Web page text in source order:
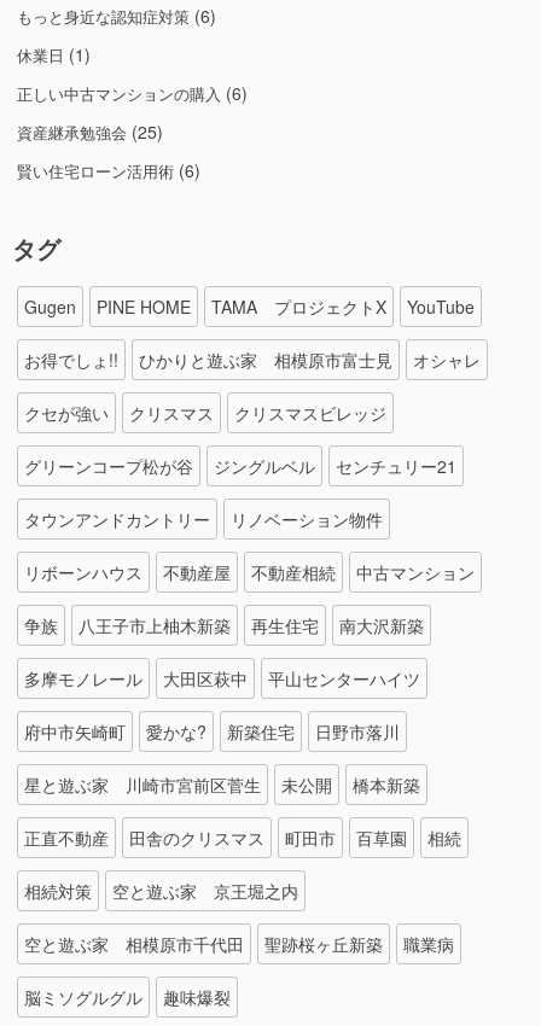
もっと身近な認知症対策 (6)
休業日 (1)
正しい中古マンションの購入 (6)
資産継承勉強会 (25)
賢い住宅ローン活用術 (6)
タグ
Gugen PINE HOME TAMA プロジェクトX YouTube
お得でしょ!! ひかりと遊ぶ家 相模原市富士見 オシャレ
クセが強い クリスマス クリスマスビレッジ
グリーンコープ松が谷 ジングルベル センチュリー21
タウンアンドカントリー リノベーション物件
リボーンハウス 不動産屋 不動産相続 中古マンション
争族 八王子市上柚木新築 再生住宅 南大沢新築
多摩モノレール 大田区萩中 平山センターハイツ
府中市矢崎町 愛かな? 新築住宅 日野市落川
星と遊ぶ家 川崎市宮前区菅生 未公開 橋本新築
正直不動産 田舎のクリスマス 町田市 百草園 相続
相続対策 空と遊ぶ家 京王堀之内
空と遊ぶ家 相模原市千代田 聖跡桜ヶ丘新築 職業病
脳ミソグルグル 趣味爆裂